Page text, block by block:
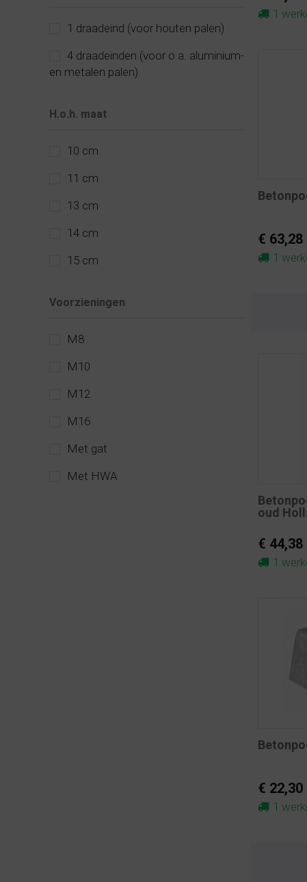
1
€ 63,28
1
oud
€ 44,38
1
€ 22,30
1
1 draadeind (voor houten palen)
4 draadeinden (voor o.a. aluminium-
en metalen palen)
H.o.h. maat
10 cm
11 cm
13 cm
14 cm
15 cm
Voorzieningen
M8
M10
M12
M16
Met gat
Met HWA